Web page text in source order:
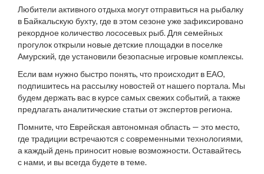
Любители активного отдыха могут отправиться на рыбалку
в Байкальскую бухту, где в этом сезоне уже зафиксировано
рекордное количество лососевых рыб. Для семейных
прогулок открыли новые детские площадки в поселке
Амурский, где установили безопасные игровые комплексы.
Если вам нужно быстро понять, что происходит в ЕАО,
подпишитесь на рассылку новостей от нашего портала. Мы
будем держать вас в курсе самых свежих событий, а также
предлагать аналитические статьи от экспертов региона.
Помните, что Еврейская автономная область — это место,
где традиции встречаются с современными технологиями,
а каждый день приносит новые возможности. Оставайтесь
с нами, и вы всегда будете в теме.